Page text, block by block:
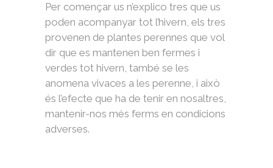
Per començar us n’explico tres que us
poden acompanyar tot l’hivern, els tres
provenen de plantes perennes que vol
dir que es mantenen ben fermes i
verdes tot hivern, també se les
anomena vivaces a les perenne, i això
és l’efecte que ha de tenir en nosaltres,
mantenir-nos més ferms en condicions
adverses.